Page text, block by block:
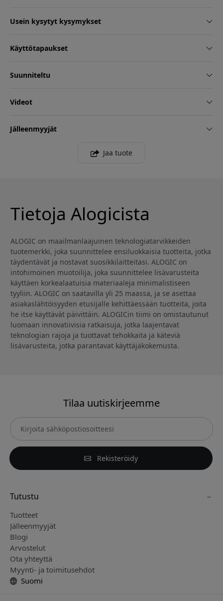
Usein kysytyt kysymykset
Käyttötapaukset
Suunniteltu
Videot
Jälleenmyyjät
Jaa tuote
Tietoja Alogicista
ALOGIC on maailmanlaajuinen teknologiatarvikkeiden
tuotemerkki, joka suunnittelee ensiluokkaisia tuotteita, jotka
täydentävät ja nostavat suosikkilaitteitasi. ALOGIC on
intohimoinen muotoilija, joka suunnittelee lisävarusteita
käyttäen korkealaatuisia materiaaleja minimalistiseen
tyyliin. ALOGIC on saatavilla yli 25 maassa, ja se asettaa
asiakaslähtöisyyden etusijalle kehittäessään tuotteita, joita
he itse käyttävät päivittäin. ALOGICin tiimi on omistautunut
luomaan innovatiivisia ratkaisuja, jotka laajentavat
teknologian rajoja ja tuottavat tehokkaita ja käteviä
lisävarusteita, jotka parantavat käyttäjäkokemusta.
Tilaa uutiskirjeemme
Rekisteröidy
Tutustu
Tuotteet
Jälleenmyyjät
Blogi
Arvostelut
Ota yhteyttä
Myynti- ja toimitusehdot
Suomi